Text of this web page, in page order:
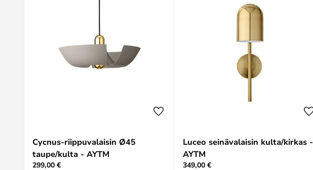
Cycnus-riippuvalaisin Ø45
taupe/kulta - AYTM
299,00 €
Luceo seinävalaisin kulta/kirkas -
AYTM
349,00 €